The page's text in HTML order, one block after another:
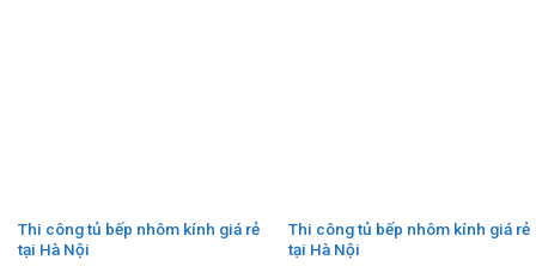
Thi công tủ bếp nhôm kính giá rẻ
tại Hà Nội
Thi công tủ bếp nhôm kính giá rẻ
tại Hà Nội